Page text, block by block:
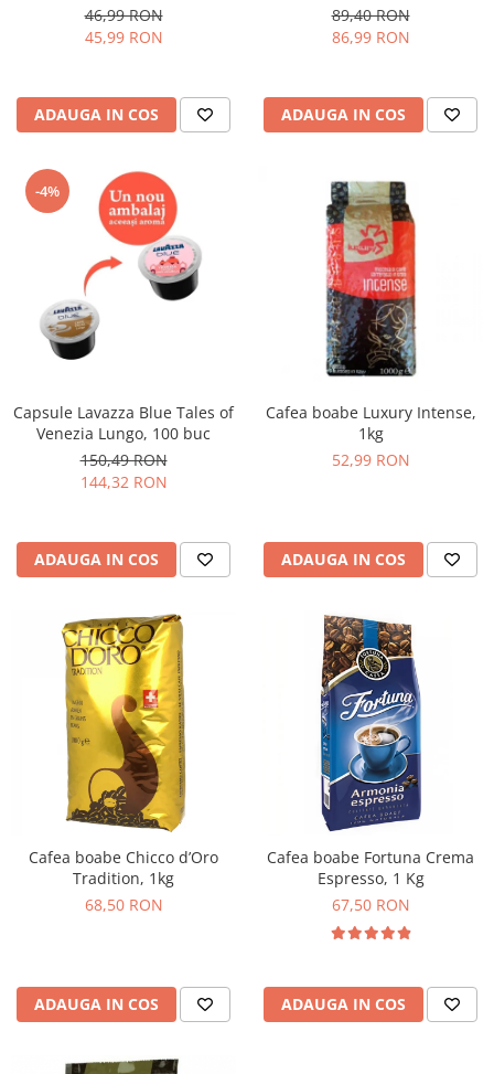
46,99 RON
45,99 RON
ADAUGA IN COS
89,40 RON
86,99 RON
ADAUGA IN COS
-4%
Capsule Lavazza Blue Tales of
Venezia Lungo, 100 buc
150,49 RON
144,32 RON
ADAUGA IN COS
Cafea boabe Luxury Intense,
1kg
52,99 RON
ADAUGA IN COS
Cafea boabe Chicco d’Oro
Tradition, 1kg
68,50 RON
ADAUGA IN COS
Cafea boabe Fortuna Crema
Espresso, 1 Kg
67,50 RON
ADAUGA IN COS